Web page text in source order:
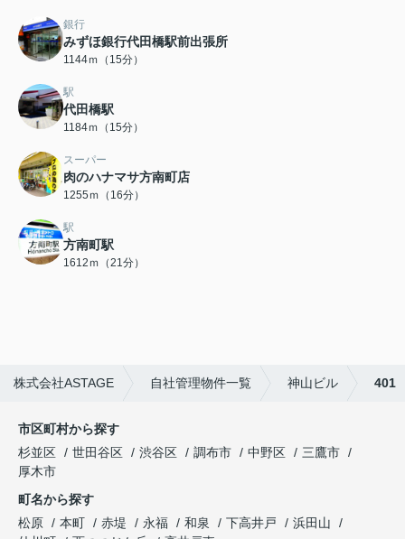
銀行
みずほ銀行代田橋駅前出張所
1144ｍ（15分）
駅
代田橋駅
1184ｍ（15分）
スーパー
肉のハナマサ方南町店
1255ｍ（16分）
駅
方南町駅
1612ｍ（21分）
株式会社ASTAGE 自社管理物件一覧 神山ビル 401
市区町村から探す
杉並区
世田谷区 渋谷区 調布市 中野区
三鷹市
厚木市
町名から探す
松原
本町 赤堤 永福 和泉 下高井戸
浜田山